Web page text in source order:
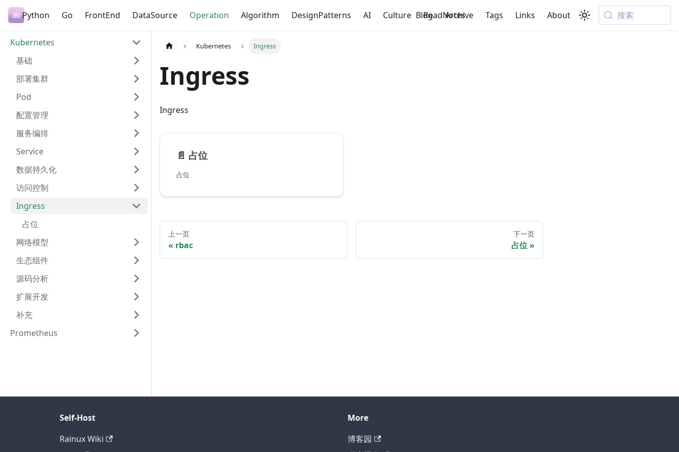
Python Go FrontEnd DataSource Operation Algorithm DesignPatterns AI Culture ReadNotes
Blog Archive Tags Links About 搜索
Kubernetes
基础
部署集群
Pod
配置管理
服务编排
Service
数据持久化
访问控制
Ingress
占位
网络模型
生态组件
源码分析
扩展开发
补充
Prometheus
Kubernetes Ingress
Ingress
Ingress
📄️ 占位
占位
上一页
rbac
下一页
占位
Self-Host
Rainux Wiki
More
博客园